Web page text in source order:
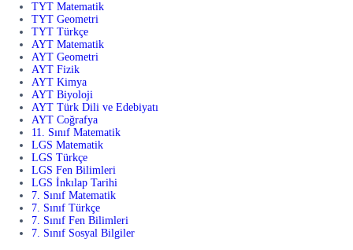
TYT Matematik
TYT Geometri
TYT Türkçe
AYT Matematik
AYT Geometri
AYT Fizik
AYT Kimya
AYT Biyoloji
AYT Türk Dili ve Edebiyatı
AYT Coğrafya
11. Sınıf Matematik
LGS Matematik
LGS Türkçe
LGS Fen Bilimleri
LGS İnkılap Tarihi
7. Sınıf Matematik
7. Sınıf Türkçe
7. Sınıf Fen Bilimleri
7. Sınıf Sosyal Bilgiler